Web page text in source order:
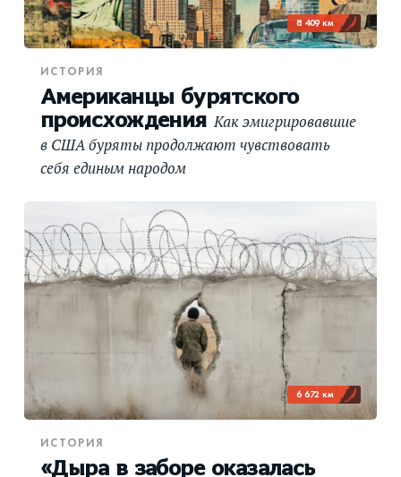
8 409 км
ИСТОРИЯ
Американцы бурятского
происхожденияКак эмигрировавшие
в США буряты продолжают чувствовать
себя единым народом
6 672 км
ИСТОРИЯ
«Дыра в заборе оказалась